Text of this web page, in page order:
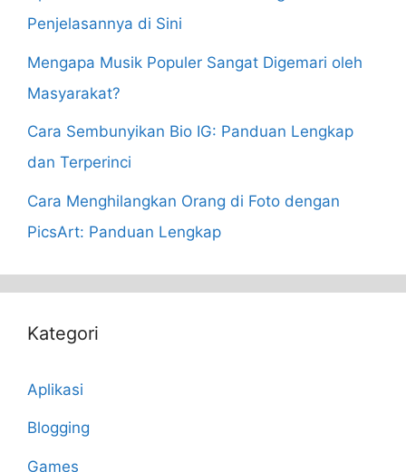
Penjelasannya di Sini
Mengapa Musik Populer Sangat Digemari oleh
Masyarakat?
Cara Sembunyikan Bio IG: Panduan Lengkap
dan Terperinci
Cara Menghilangkan Orang di Foto dengan
PicsArt: Panduan Lengkap
Kategori
Aplikasi
Blogging
Games